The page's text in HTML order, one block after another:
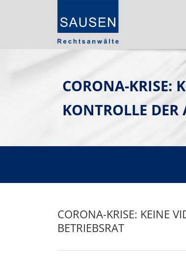
CORONA-KRISE:
KONTROLLE DER
CORONA-KRISE: KEINE
BETRIEBSRAT